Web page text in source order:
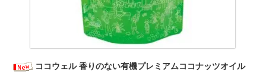
ココウェル 香りのない有機プレミアムココナッツオイル